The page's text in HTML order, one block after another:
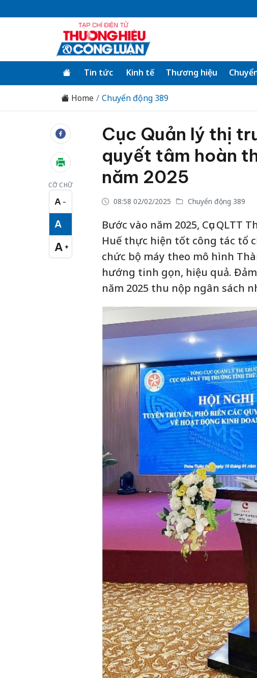
Tin tức Kinh tế Thương hiệu
Home Chuyển động 389
CỠ CHỮ
A −
Cỡ chữ nhỏ
A
Cỡ chữ vừa
A +
Cỡ chữ lớn
Cục Quản lý thị
quyết tâm hoàn
năm 2025
08:58 02/02/2025 Chuyển động 389
Bước vào năm 2025, Cục QLTT
Huế thực hiện tốt công tác tổ
chức bộ máy theo mô hình
hướng tinh gọn, hiệu quả.
năm 2025 thu nộp ngân sách